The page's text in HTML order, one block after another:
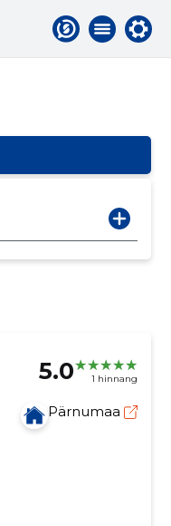
5.0 1 hinnang
Pärnumaa